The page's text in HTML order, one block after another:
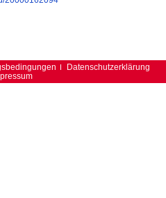
Datenschutzerklärung